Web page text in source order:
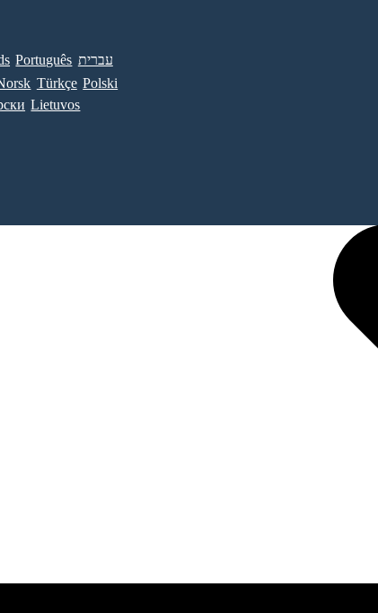
Português עברית
Türkçe Polski
Lietuvos